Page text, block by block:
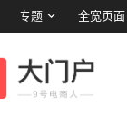
专题 全宽页面